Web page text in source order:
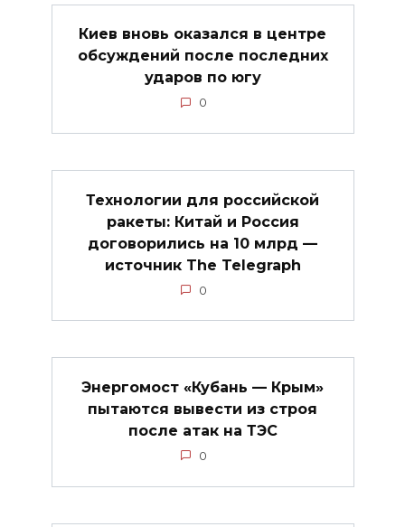
Киев вновь оказался в центре
обсуждений после последних
ударов по югу
0
Технологии для российской
ракеты: Китай и Россия
договорились на 10 млрд —
источник The Telegraph
0
Энергомост «Кубань — Крым»
пытаются вывести из строя
после атак на ТЭС
0